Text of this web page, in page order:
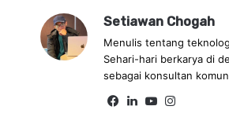
Setiawan Chogah
Menulis tentang
Sehari-hari berkarya di
sebagai konsultan
Fa Lin Yo